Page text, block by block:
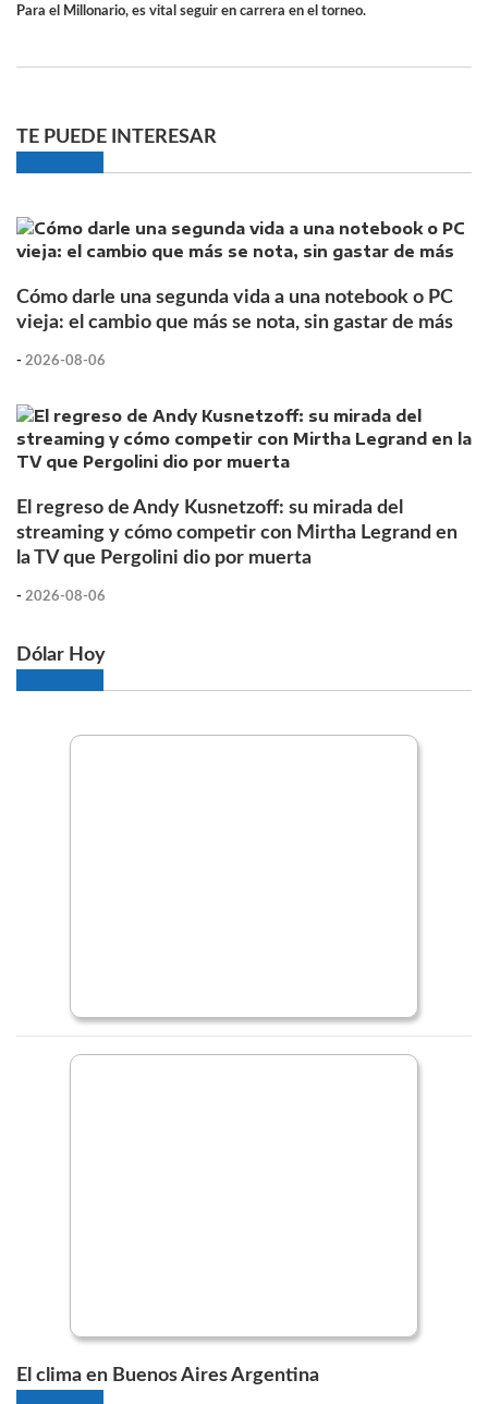
Para el Millonario, es vital seguir en carrera en el torneo.
TE PUEDE INTERESAR
Cómo darle una segunda vida a una notebook o PC
vieja: el cambio que más se nota, sin gastar de más
- 2026-08-06
El regreso de Andy Kusnetzoff: su mirada del
streaming y cómo competir con Mirtha Legrand en
la TV que Pergolini dio por muerta
- 2026-08-06
Dólar Hoy
El clima en Buenos Aires Argentina